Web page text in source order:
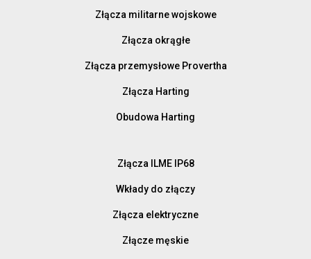
Złącza militarne wojskowe
Złącza okrągłe
Złącza przemysłowe Provertha
Złącza Harting
Obudowa Harting
Złącza ILME IP68
Wkłady do złączy
Złącza elektryczne
Złącze męskie